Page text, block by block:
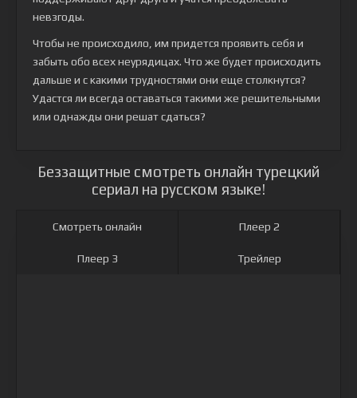
невзгоды.
Чтобы не происходило, им придется проявить себя и
забыть обо всех неурядицах. Что же будет происходить
дальше и с какими трудностями они еще столкнутся?
Удастся ли всегда оставаться такими же решительными
или однажды они решат сдаться?
Беззащитные смотреть онлайн турецкий
сериал на русском языке!
Смотреть онлайн Плеер 2
Плеер 3 Трейлер